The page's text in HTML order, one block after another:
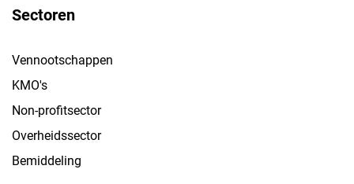
Sectoren
Vennootschappen
KMO's
Non-profitsector
Overheidssector
Bemiddeling